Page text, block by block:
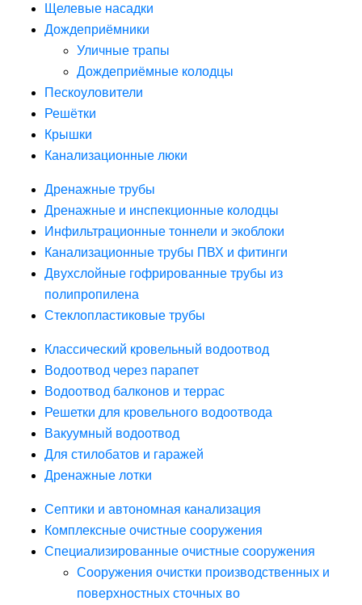
Щелевые насадки
Дождеприёмники
Уличные трапы
Дождеприёмные колодцы
Пескоуловители
Решётки
Крышки
Канализационные люки
Дренажные трубы
Дренажные и инспекционные колодцы
Инфильтрационные тоннели и экоблоки
Канализационные трубы ПВХ и фитинги
Двухслойные гофрированные трубы из
полипропилена
Стеклопластиковые трубы
Классический кровельный водоотвод
Водоотвод через парапет
Водоотвод балконов и террас
Решетки для кровельного водоотвода
Вакуумный водоотвод
Для стилобатов и гаражей
Дренажные лотки
Септики и автономная канализация
Комплексные очистные сооружения
Специализированные очистные сооружения
Сооружения очистки производственных и
поверхностных сточных во